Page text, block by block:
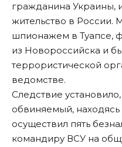
гражданина Украины,
жительство в России.
шпионажем в Туапсе,
из Новороссийска и
террористической
ведомстве.
Следствие
обвиняемый,
осуществил пять
командиру ВСУ на